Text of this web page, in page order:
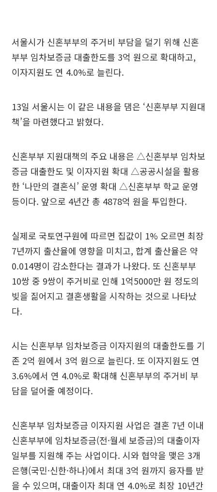
서울시가 신혼부부의 주거비 부담을 덜기 위해 신혼
부부 임차보증금 대출한도를 3억 원으로 확대하고,
이자지원도 연 4.0%로 늘린다.
13일 서울시는 이 같은 내용을 댐은 ‘신혼부부 지원대
책’을 마련했다고 밝혔다.
신혼부부 지원대책의 주요 내용은 △신혼부부 임차보
증금 대출한도 및 이자지원 확대 △공공시설을 활용
한 ‘나만의 결혼식’ 운영 확대 △신혼부부 학교 운영
등이다. 앞으로 4년간 총 4878억 원을 투입한다.
실제로 국토연구원에 따르면 집값이 1% 오르면 최장
7년까지 출산율에 영향을 미치고, 합계 출산율은 약
0.014명이 감소한다는 결과가 나왔다. 또 신혼부부
10쌍 중 9쌍이 주거비로 인해 1억5000만 원 정도의
빚을 짊어지고 결혼생활을 시작하는 것으로 나타났
다.
시는 신혼부부 임차보증금 이자지원의 대출한도를 기
존 2억 원에서 3억 원으로 늘린다. 또 이자지원도 연
3.6%에서 연 4.0%로 확대해 신혼부부의 주거비 부
담을 덜어줄 예정이다.
신혼부부 임차보증금 이자지원 사업은 결혼 7년 이내
신혼부부에 임차보증금(전·월세 보증금)의 대출이자
일부를 지원해 주는 사업이다. 시와 협약을 맺은 3개
은행(국민·신한·하나)에서 최대 3억 원까지 융자를 받
을 수 있으며, 대출이자 최대 연 4.0%로 최장 10년간